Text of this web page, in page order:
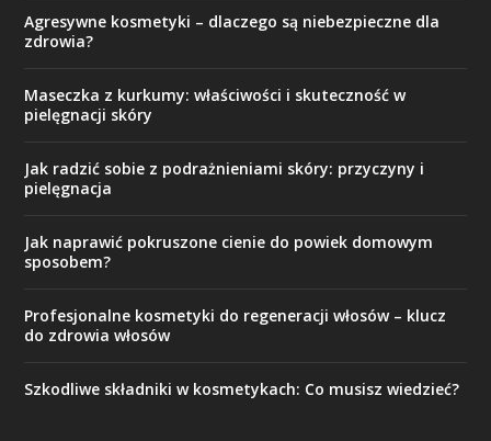
Agresywne kosmetyki – dlaczego są niebezpieczne dla
zdrowia?
Maseczka z kurkumy: właściwości i skuteczność w
pielęgnacji skóry
Jak radzić sobie z podrażnieniami skóry: przyczyny i
pielęgnacja
Jak naprawić pokruszone cienie do powiek domowym
sposobem?
Profesjonalne kosmetyki do regeneracji włosów – klucz
do zdrowia włosów
Szkodliwe składniki w kosmetykach: Co musisz wiedzieć?